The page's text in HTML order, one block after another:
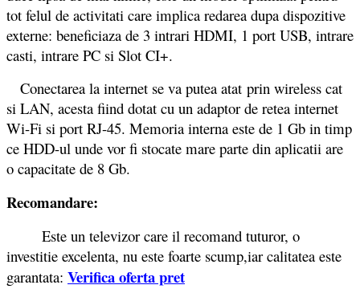
tot felul de activitati care implica redarea dupa dispozitive
externe: beneficiaza de 3 intrari HDMI, 1 port USB, intrare
casti, intrare PC si Slot CI+.
Conectarea la internet se va putea atat prin wireless cat
si LAN, acesta fiind dotat cu un adaptor de retea internet
Wi-Fi si port RJ-45. Memoria interna este de 1 Gb in timp
ce HDD-ul unde vor fi stocate mare parte din aplicatii are
o capacitate de 8 Gb.
Recomandare:
Este un televizor care il recomand tuturor, o
investitie excelenta, nu este foarte scump,iar calitatea este
garantata: Verifica oferta pret